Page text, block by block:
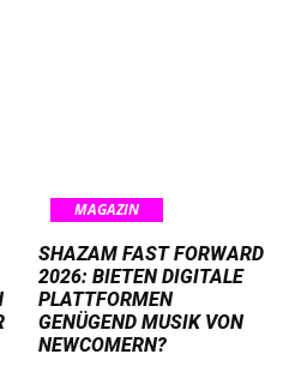
MAGAZIN
SHAZAM FAST FORWARD
2026: BIETEN DIGITALE
PLATTFORMEN
GENÜGEND MUSIK VON
NEWCOMERN?